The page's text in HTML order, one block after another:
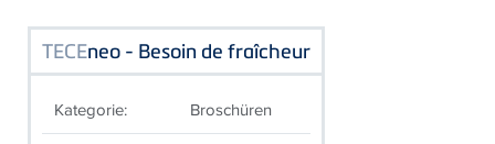
TECEneo - Besoin de fraîcheur
Kategorie: Broschüren